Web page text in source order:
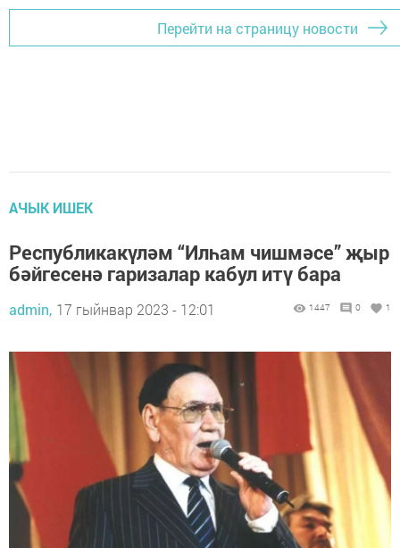
Перейти на страницу новости
АЧЫК ИШЕК
Республикакүләм “Илһам чишмәсе” җыр
бәйгесенә гаризалар кабул итү бара
admin, 17 гыйнвар 2023 - 12:01 1447 0 1